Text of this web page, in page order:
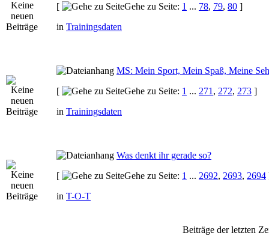
[
Gehe zu Seite: 1 ... 78, 79, 80 ]
in Trainingsdaten
MS: Mein Sport, Mein Spaß, Meine
[
Gehe zu Seite: 1 ... 271 , 272, 273 ]
in Trainingsdaten
Was denkt ihr gerade so?
[
Gehe zu Seite: 1 ... 2692, 2693, 2694
in T-O-T
Beiträge der letzten